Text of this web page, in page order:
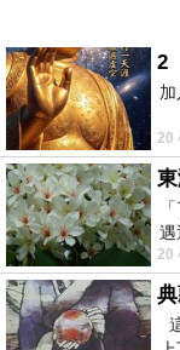
2
加
20
遇
細
20